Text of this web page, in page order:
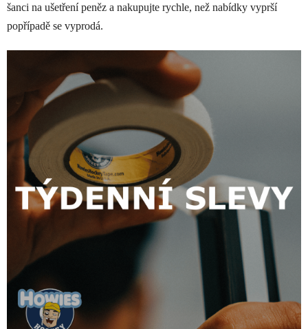
šanci na ušetření peněz a nakupujte rychle, než nabídky vyprší
popřípadě se vyprodá.